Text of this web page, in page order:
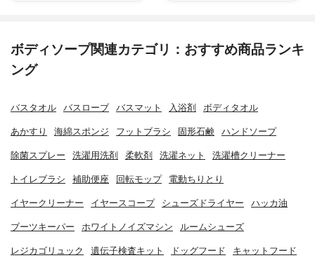
ボディソープ関連カテゴリ：おすすめ商品ランキ
ング
バスタオル バスローブ バスマット 入浴剤 ボディタオル
あかすり 海綿スポンジ フットブラシ 固形石鹸 ハンドソープ
除菌スプレー 洗濯用洗剤 柔軟剤 洗濯ネット 洗濯槽クリーナー
トイレブラシ 補助便座 回転モップ 電動ちりとり
イヤークリーナー イヤースコープ シューズドライヤー ハッカ油
ブーツキーパー ホワイトノイズマシン ルームシューズ
レジカゴリュック 遺伝子検査キット ドッグフード キャットフード